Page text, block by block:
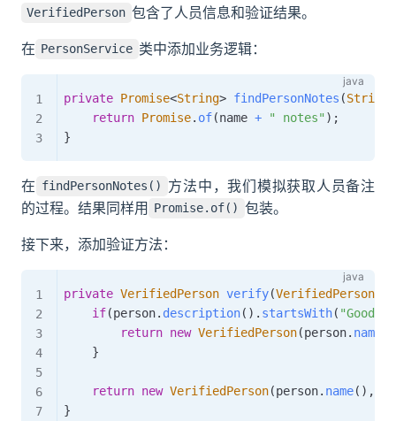
VerifiedPerson 包含了人员信息和验证结果。
在 PersonService 类中添加业务逻辑：
private Promise<String> findPersonNotes (String
return Promise. of(name + " notes" ) ;
}
在 findPersonNotes()
方法中，我们模拟获取人员备注
的过程。结果同样用 Promise.of() 包装。
接下来，添加验证方法：
private VerifiedPerson verify(VerifiedPerson
if(person. description( ) . startsWith( "Good"
return new VerifiedPerson(person. name
}
return new VerifiedPerson(person. name( ) ,
}